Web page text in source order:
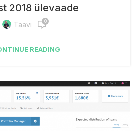
2018 ülevaade
Taavi 0
READING